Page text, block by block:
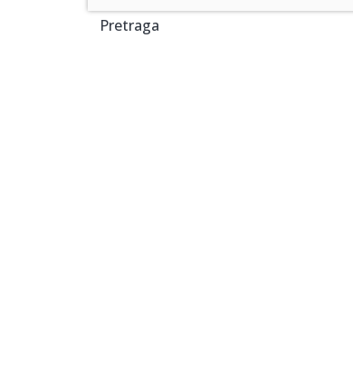
Pretraga